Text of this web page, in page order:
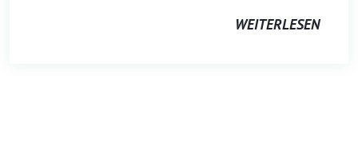
WEITERLESEN